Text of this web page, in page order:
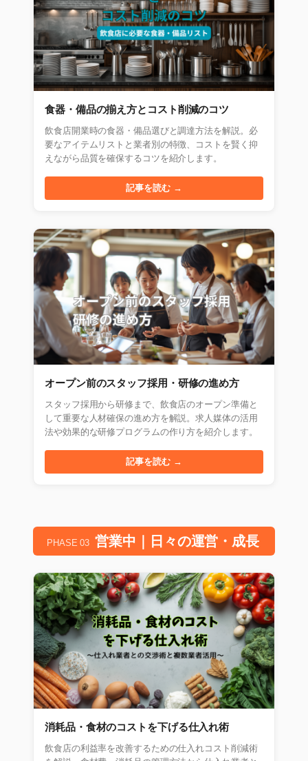
食器・備品の揃え方とコスト削減のコツ
飲食店開業時の食器・備品選びと調達方法を解説。必
要なアイテムリストと業者別の特徴、コストを賢く抑
えながら品質を確保するコツを紹介します。
記事を読む →
オープン前のスタッフ採用・研修の進め方
スタッフ採用から研修まで、飲食店のオープン準備と
して重要な人材確保の進め方を解説。求人媒体の活用
法や効果的な研修プログラムの作り方を紹介します。
記事を読む →
PHASE 03 営業中｜日々の運営・成長
消耗品・食材のコストを下げる仕入れ術
飲食店の利益率を改善するための仕入れコスト削減術